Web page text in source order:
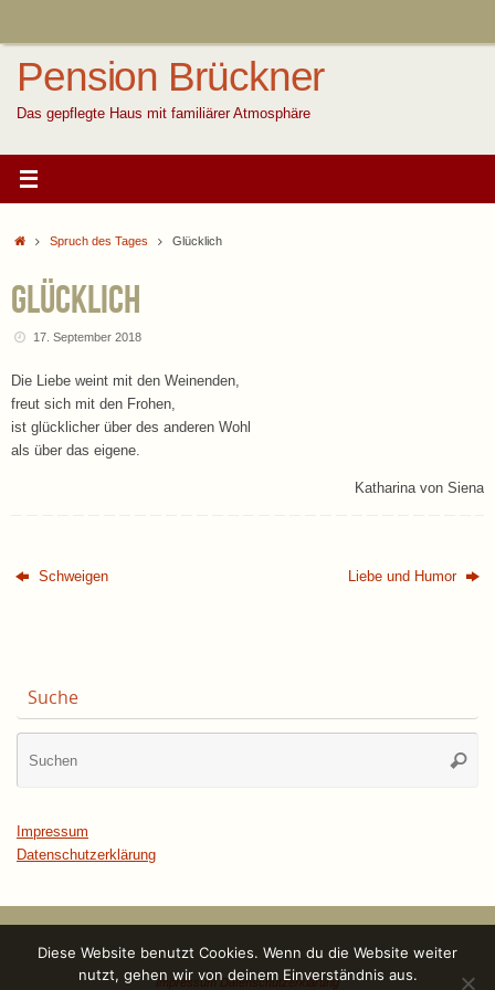
Pension Brückner
Das gepflegte Haus mit familiärer Atmosphäre
StartSpruch des Tages Glücklich
Glücklich
17. September 2018
Die Liebe weint mit den Weinenden,
freut sich mit den Frohen,
ist glücklicher über des anderen Wohl
als über das eigene.
Katharina von Siena
Schweigen Liebe und Humor
Suche
Impressum
Datenschutzerklärung
Impressum Datenschutzerklärung
Diese Website benutzt Cookies. Wenn du die Website weiter
nutzt, gehen wir von deinem Einverständnis aus.